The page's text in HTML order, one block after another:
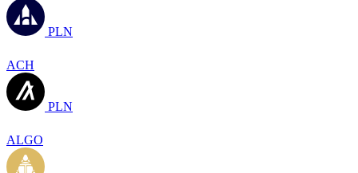
PLN
ACH
PLN
ALGO